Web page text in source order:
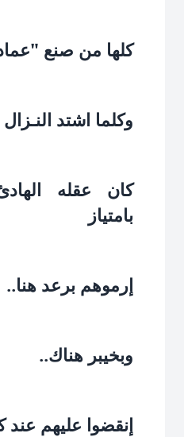
كلها من صنع
وكلما اشتد النـزال‏
كان عقله
بامتياز‏
إرموهم برعد هنا..‏
وبخيبر هناك..‏
إنقضوا عليهم